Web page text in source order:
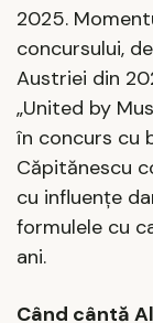
2025.
concursului,
Austriei din
„United by
în concurs cu
Căpitănescu
cu influențe
formulele cu
ani.
Când cântă